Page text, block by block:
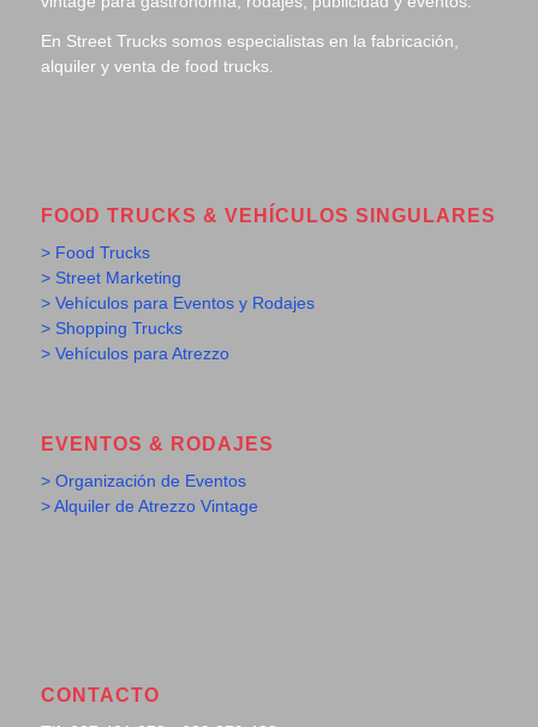
En Street Trucks somos especialistas en la fabricación,
alquiler y venta de food trucks.
FOOD TRUCKS & VEHÍCULOS SINGULARES
> Food Trucks
> Street Marketing
> Vehículos para Eventos y Rodajes
> Shopping Trucks
> Vehículos para Atrezzo
EVENTOS & RODAJES
> Organización de Eventos
> Alquiler de Atrezzo Vintage
CONTACTO